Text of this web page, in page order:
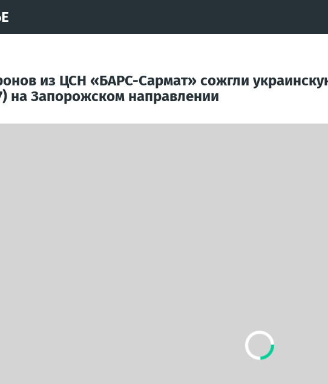
из ЦСН «БАРС-Сармат» сожгли
на Запорожском направлении